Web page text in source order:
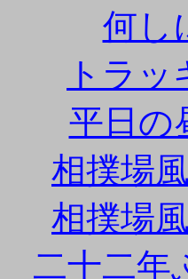
何し
トラ
平日の
相撲場
相撲場
二十二年